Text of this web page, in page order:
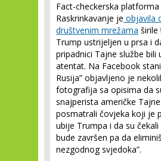
Fact-checkerska platforma
Raskrinkavanje je objavila
društvenim mrežama širile
Trump ustrijeljen u prsa i
pripadnici Tajne službe bili
atentat. Na Facebook
Rusija” objavljeno je
fotografija sa opisima da
snajperista američke
posmatrali čovjeka koji je
ubije Trumpa i da su čekali
bude završen pa da
nezgodnog svjedoka”.